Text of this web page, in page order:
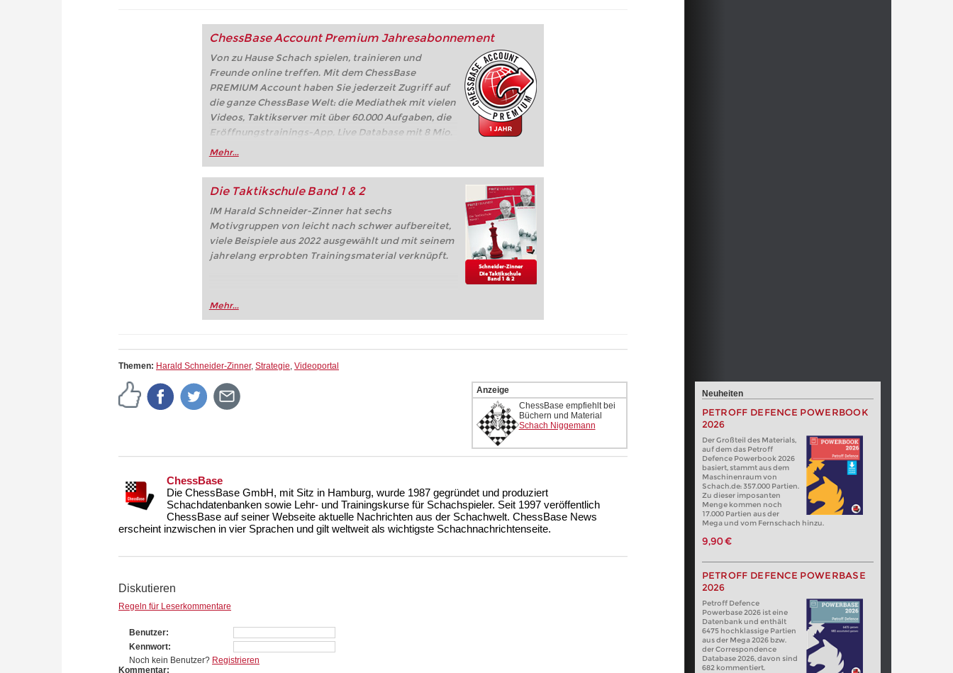
ChessBase Account Premium Jahresabonnement
Von zu Hause Schach spielen, trainieren und
Freunde online treffen. Mit dem ChessBase
PREMIUM Account haben Sie jederzeit Zugriff auf
die ganze ChessBase Welt: die Mediathek mit vielen
Videos, Taktikserver mit über 60.000 Aufgaben, die
Eröffnungstrainings-App, Live Database mit 8 Mio.
Partien, der Online-Fritz, Let's Check,
Mehr...
Die Taktikschule Band 1 & 2
IM Harald Schneider-Zinner hat sechs
Motivgruppen von leicht nach schwer aufbereitet,
viele Beispiele aus 2022 ausgewählt und mit seinem
jahrelang erprobten Trainingsmaterial verknüpft.
Mehr...
Themen: Harald Schneider-Zinner, Strategie, Videoportal
Anzeige
ChessBase empfiehlt bei
Büchern und Material
Schach Niggemann
ChessBase
Die ChessBase GmbH, mit Sitz in Hamburg, wurde 1987 gegründet und produziert
Schachdatenbanken sowie Lehr- und Trainingskurse für Schachspieler. Seit 1997 veröffentlich
ChessBase auf seiner Webseite aktuelle Nachrichten aus der Schachwelt. ChessBase News
erscheint inzwischen in vier Sprachen und gilt weltweit als wichtigste Schachnachrichtenseite.
Diskutieren
Regeln für Leserkommentare
Benutzer
Kennwort
Noch kein Benutzer? Registrieren
Kommentar
Neuheiten
PETROFF DEFENCE POWERBOOK
2026
Der Großteil des Materials,
auf dem das Petroff
Defence Powerbook 2026
basiert, stammt aus dem
Maschinenraum von
Schach.de: 357.000 Partien.
Zu dieser imposanten
Menge kommen noch
17.000 Partien aus der
Mega und vom Fernschach hinzu.
9,90 €
PETROFF DEFENCE POWERBASE
2026
Petroff Defence
Powerbase 2026 ist eine
Datenbank und enthält
6475 hochklassige Partien
aus der Mega 2026 bzw.
der Correspondence
Database 2026, davon sind
682 kommentiert.